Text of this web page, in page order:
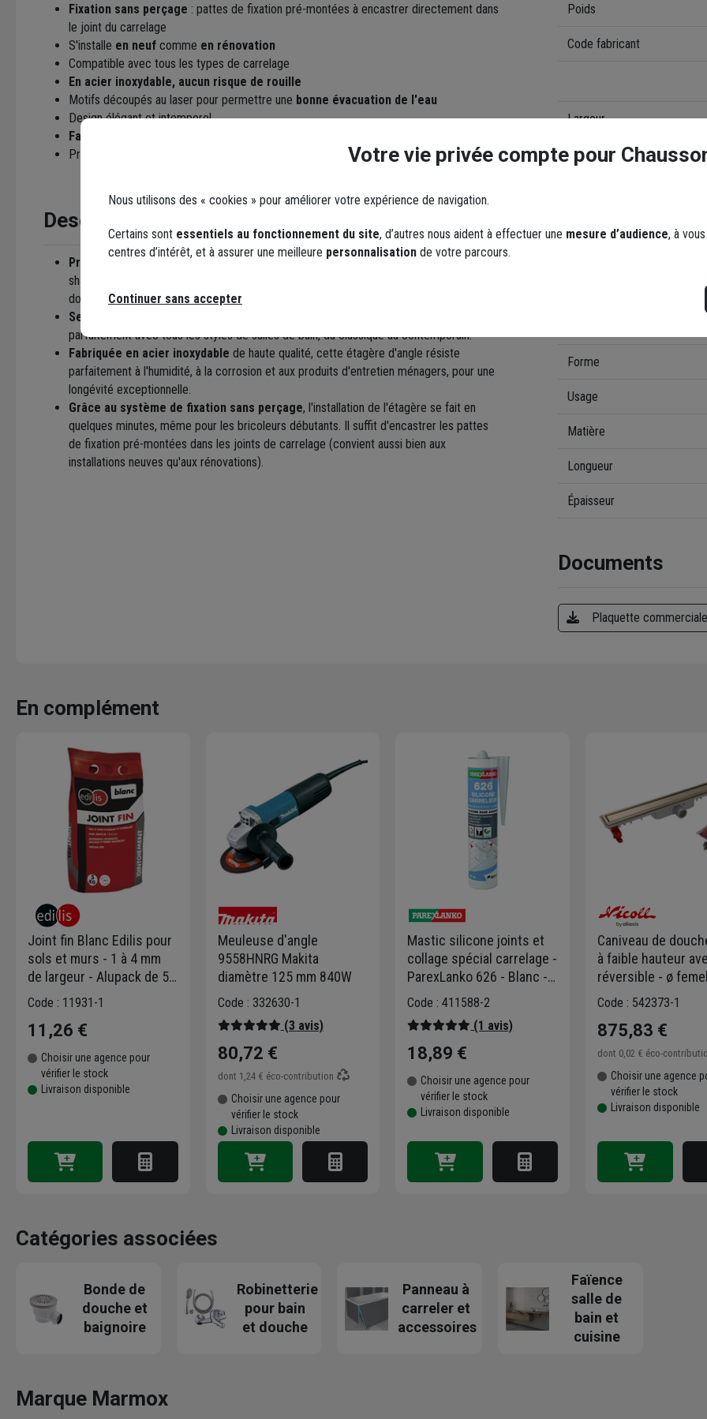
Fixation sans perçage : pattes de fixation pré-montées à encastrer directement dans
le joint du carrelage
S'installe en neuf comme en rénovation
Compatible avec tous les types de carrelage
En acier inoxydable, aucun risque de rouille
Motifs découpés au laser pour permettre une bonne évacuation de l'eau
Design élégant et intemporel
Fabrication robuste et durable
Praticité au quotidien
Description
Profitez d'une surface de rangement généreuse
shampoings, savons et autres produits d'hygiène, sans encombrer l'espace de votre
douche.
Ses lignes épurées et sa finition en acier inoxydable brossé
parfaitement avec tous les styles de salles de bain, du classique au contemporain.
Fabriquée en acier inoxydable de haute qualité, cette étagère d'angle résiste
parfaitement à l'humidité, à la corrosion et aux produits d'entretien ménagers, pour une
longévité exceptionnelle.
Grâce au système de fixation sans perçage, l'installation de l'étagère se fait en
quelques minutes, même pour les bricoleurs débutants. Il suffit d'encastrer les pattes
de fixation pré-montées dans les joints de carrelage (convient aussi bien aux
installations neuves qu'aux rénovations).
Poids
Code fabricant
Largeur
Destination
Forme
Usage
Matière
Longueur
Épaisseur
Documents
Plaquette commerciale
En complément
Joint fin Blanc Edilis pour
sols et murs - 1 à 4 mm
de largeur - Alupack de 5
KG
Code : 11931-1
11,26 €
Choisir une agence pour
vérifier le stock
Livraison disponible
Meuleuse d'angle
9558HNRG Makita
diamètre 125 mm 840W
Code : 332630-1
(3 avis)
80,72 €
dont 1,24 € éco-contribution
Choisir une agence pour
vérifier le stock
Livraison disponible
Mastic silicone joints et
collage spécial carrelage -
ParexLanko 626 - Blanc -
Cartouche 300 ml
Code : 411588-2
(1 avis)
18,89 €
Choisir une agence pour
vérifier le stock
Livraison disponible
Caniveau de
à faible hauteur
réversible - ø
mm - 95 x 890 mm
Code : 542373-1
875,83 €
dont 0,02 € éco-
Choisir une agence
vérifier le stock
Livraison disponible
Catégories associées
Bonde de
douche et
baignoire
Robinetterie
pour bain
et douche
Panneau à
carreler et
accessoires
Faïence
salle de
bain et
cuisine
Marque Marmox
Votre vie privée compte pour
Nous utilisons des « cookies » pour améliorer votre expérience de navigation.
Certains sont essentiels au fonctionnement du site, d’autres nous aident à effectuer une mesure d’audience, à
centres d’intérêt, et à assurer une meilleure personnalisation de votre parcours.
Continuer sans accepter